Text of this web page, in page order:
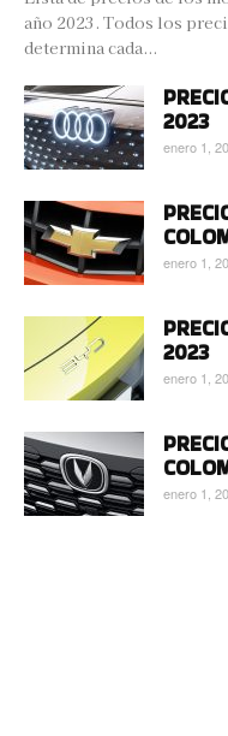
año 2023. Todos los
determina cada...
2023
enero 1,
enero 1,
2023
enero 1,
enero 1,